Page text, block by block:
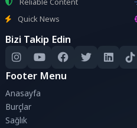
Quick News
Bizi Takip Edin
Footer Menu
Anasayfa
Burçlar
Sağlık